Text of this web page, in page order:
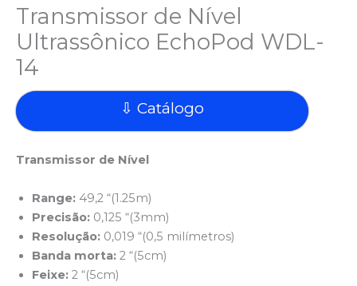
Transmissor de Nível
Ultrassônico EchoPod WDL-
14
⇩ Catálogo
Transmissor de Nível
Range: 49,2 “(1.25m)
Precisão: 0,125 “(3mm)
Resolução: 0,019 “(0,5 milímetros)
Banda morta: 2 “(5cm)
Feixe: 2 “(5cm)